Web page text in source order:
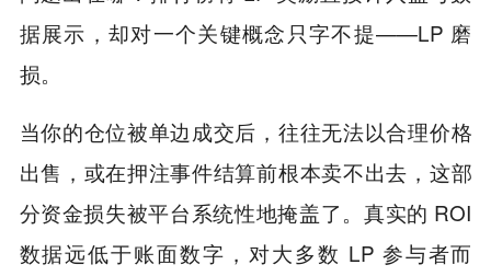
据展示，却对一个关键概念只字不提——LP 磨
损。
当你的仓位被单边成交后，往往无法以合理价格
出售，或在押注事件结算前根本卖不出去，这部
分资金损失被平台系统性地掩盖了。真实的 ROI
数据远低于账面数字，对大多数 LP 参与者而